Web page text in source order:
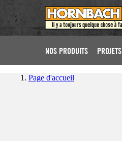
NOS PRODUITS PROJETS
Page d'accueil